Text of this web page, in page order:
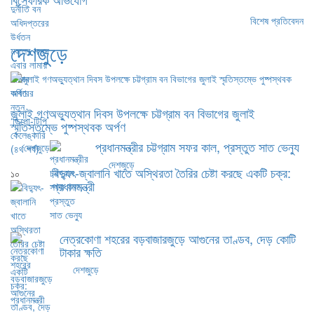
১০ বিদ্যুৎ-জ্বালানি খাতে অস্থিরতা তৈরির চেষ্টা করছে একটি চক্র:
প্রধানমন্ত্রী
বিশেষ প্রতিবেদন
দেশজুড়ে
জুলাই গণঅভ্যুত্থান দিবস উপলক্ষে চট্টগ্রাম বন বিভাগের জুলাই
স্মৃতিস্তম্ভে পুষ্পস্থবক অর্পণ
দেশজুড়ে প্রধানমন্ত্রীর চট্টগ্রাম সফর কাল, প্রস্তুত সাত ভেন্যু
দেশজুড়ে
নেত্রকোণা শহরের বড়বাজারজুড়ে আগুনের তাণ্ডব, দেড় কোটি
টাকার ক্ষতি
দেশজুড়ে